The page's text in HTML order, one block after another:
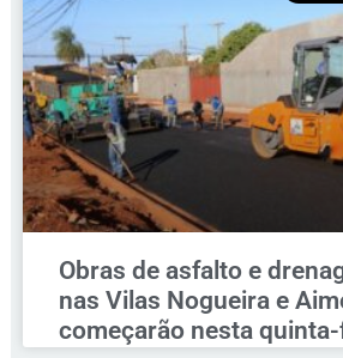
Obras de asfalto e
nas Vilas Nogueira e
começarão nesta